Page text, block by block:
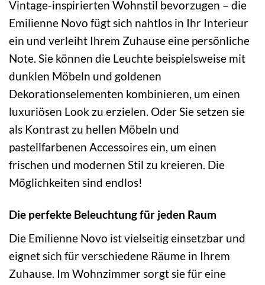
Vintage-inspirierten Wohnstil bevorzugen – die
Emilienne Novo fügt sich nahtlos in Ihr Interieur
ein und verleiht Ihrem Zuhause eine persönliche
Note. Sie können die Leuchte beispielsweise mit
dunklen Möbeln und goldenen
Dekorationselementen kombinieren, um einen
luxuriösen Look zu erzielen. Oder Sie setzen sie
als Kontrast zu hellen Möbeln und
pastellfarbenen Accessoires ein, um einen
frischen und modernen Stil zu kreieren. Die
Möglichkeiten sind endlos!
Die perfekte Beleuchtung für jeden Raum
Die Emilienne Novo ist vielseitig einsetzbar und
eignet sich für verschiedene Räume in Ihrem
Zuhause. Im Wohnzimmer sorgt sie für eine